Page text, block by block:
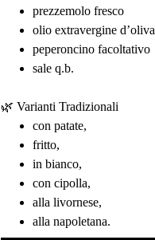
prezzemolo fresco
olio extravergine d’oliva
peperoncino facoltativo
sale q.b.
🌿 Varianti Tradizionali
con patate,
fritto,
in bianco,
con cipolla,
alla livornese,
alla napoletana.